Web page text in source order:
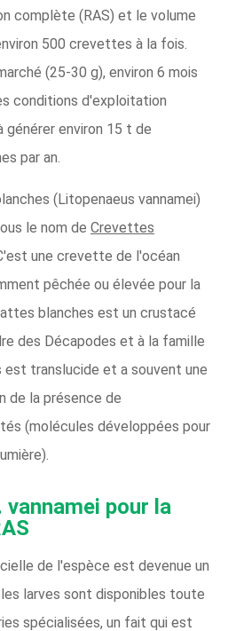
complète (RAS) et le volume
500 crevettes à la fois.
(25-30 g), environ 6 mois
conditions d'exploitation
générer environ 15 t de
par an.
(Litopenaeus vannamei)
le nom de Crevettes
une crevette de l'océan
pêchée ou élevée pour la
blanches est un crustacé
des Décapodes et à la famille
est translucide et a souvent une
de la présence de
(molécules développées pour
pour la
de l'espèce est devenue un
larves sont disponibles toute
spécialisées, un fait qui est